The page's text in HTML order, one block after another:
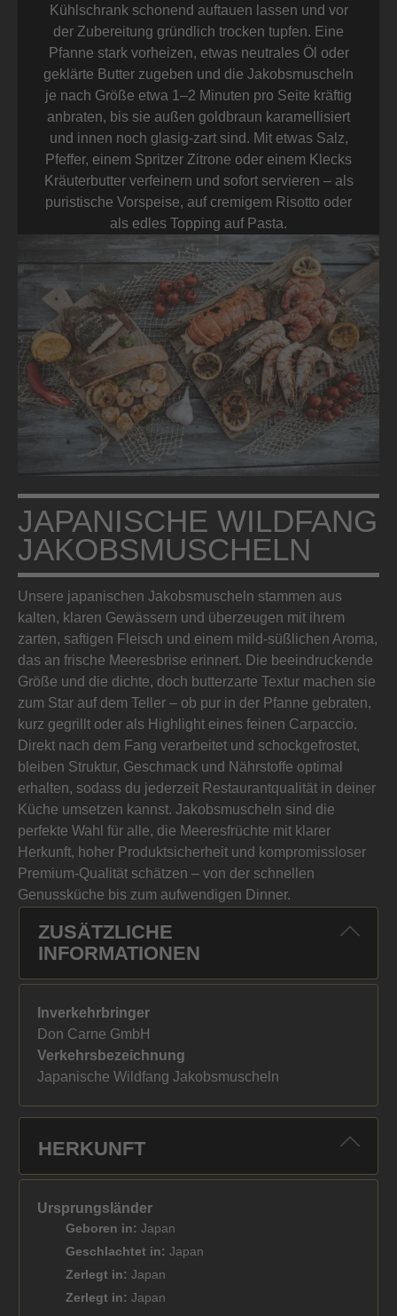
Kühlschrank schonend auftauen lassen und vor
der Zubereitung gründlich trocken tupfen. Eine
Pfanne stark vorheizen, etwas neutrales Öl oder
geklärte Butter zugeben und die Jakobsmuscheln
je nach Größe etwa 1–2 Minuten pro Seite kräftig
anbraten, bis sie außen goldbraun karamellisiert
und innen noch glasig-zart sind. Mit etwas Salz,
Pfeffer, einem Spritzer Zitrone oder einem Klecks
Kräuterbutter verfeinern und sofort servieren – als
puristische Vorspeise, auf cremigem Risotto oder
als edles Topping auf Pasta.
JAPANISCHE WILDFANG
JAKOBSMUSCHELN
Unsere japanischen Jakobsmuscheln stammen aus
kalten, klaren Gewässern und überzeugen mit ihrem
zarten, saftigen Fleisch und einem mild-süßlichen Aroma,
das an frische Meeresbrise erinnert. Die beeindruckende
Größe und die dichte, doch butterzarte Textur machen sie
zum Star auf dem Teller – ob pur in der Pfanne gebraten,
kurz gegrillt oder als Highlight eines feinen Carpaccio.
Direkt nach dem Fang verarbeitet und schockgefrostet,
bleiben Struktur, Geschmack und Nährstoffe optimal
erhalten, sodass du jederzeit Restaurantqualität in deiner
Küche umsetzen kannst. Jakobsmuscheln sind die
perfekte Wahl für alle, die Meeresfrüchte mit klarer
Herkunft, hoher Produktsicherheit und kompromissloser
Premium-Qualität schätzen – von der schnellen
Genussküche bis zum aufwendigen Dinner.
ZUSÄTZLICHE
INFORMATIONEN
Inverkehrbringer
Don Carne GmbH
Verkehrsbezeichnung
Japanische Wildfang Jakobsmuscheln
HERKUNFT
Ursprungsländer
Geboren in: Japan
Geschlachtet in: Japan
Zerlegt in: Japan
Zerlegt in: Japan